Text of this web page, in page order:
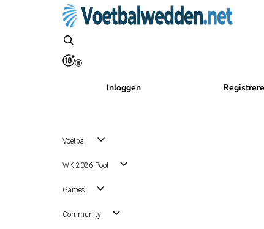
Inloggen
Voetbal
WK 2026 Pool
Games
Community